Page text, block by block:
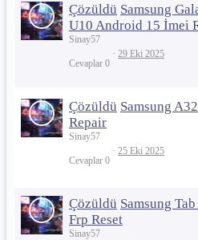
Çözüldü Samsung
U10 Android 15 İmei
Sinay57
Cevaplar 0
29 Eki 2025
Çözüldü Samsung
Repair
Sinay57
Cevaplar 0
25 Eki 2025
Çözüldü Samsung
Frp Reset
Sinay57